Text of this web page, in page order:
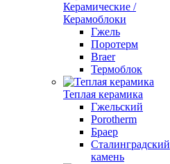
Керамические /
Керамоблоки
Гжель
Поротерм
Braer
Термоблок
Теплая керамика
Гжельский
Porotherm
Браер
Сталинградский
камень